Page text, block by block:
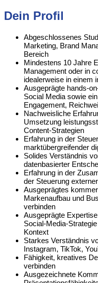
Dein Profil
Abgeschlossenes
Marketing, Brand
Bereich
Mindestens 10 Jahre
Management oder in
idealerweise in einem
Ausgeprägte hands-
Social Media sowie
Engagement,
Nachweisliche
Umsetzung
Content-Strategien
Erfahrung in der
marktübergreifender
Solides Verständnis
datenbasierter
Erfahrung in der
der Steuerung
Ausgeprägtes
Markenaufbau und
verbinden
Ausgeprägte
Social-Media-
Kontext
Starkes Verständnis
Instagram, TikTok,
Fähigkeit, kreatives
verbinden
Ausgezeichnete